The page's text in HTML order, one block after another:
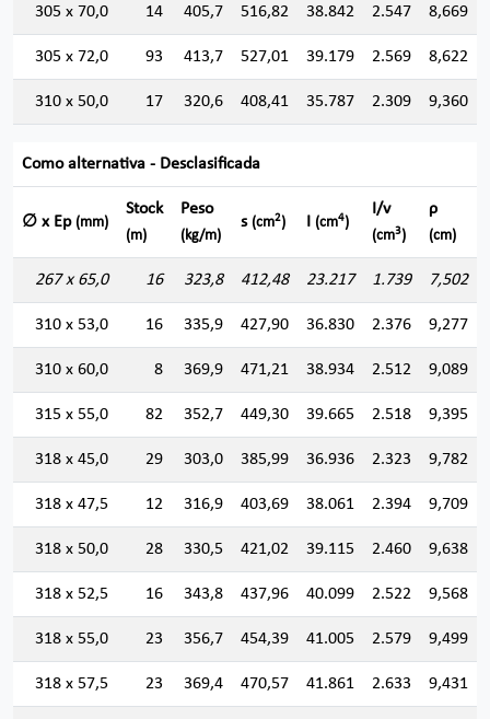
305 x 70,0 14 405,7 516,82 38.842 2.547 8,669
305 x 72,0 93 413,7 527,01 39.179 2.569 8,622
310 x 50,0 17 320,6 408,41 35.787 2.309 9,360
Como alternativa - Desclasificada
∅ x Ep (mm)
Stock
(m)
Peso
(kg/m)
s (cm2) I (cm4)
I/v
(cm3)
ρ
(cm)
267 x 65,0 16 323,8 412,48 23.217 1.739 7,502
310 x 53,0 16 335,9 427,90 36.830 2.376 9,277
310 x 60,0 8 369,9 471,21 38.934 2.512 9,089
315 x 55,0 82 352,7 449,30 39.665 2.518 9,395
318 x 45,0 29 303,0 385,99 36.936 2.323 9,782
318 x 47,5 12 316,9 403,69 38.061 2.394 9,709
318 x 50,0 28 330,5 421,02 39.115 2.460 9,638
318 x 52,5 16 343,8 437,96 40.099 2.522 9,568
318 x 55,0 23 356,7 454,39 41.005 2.579 9,499
318 x 57,5 23 369,4 470,57 41.861 2.633 9,431